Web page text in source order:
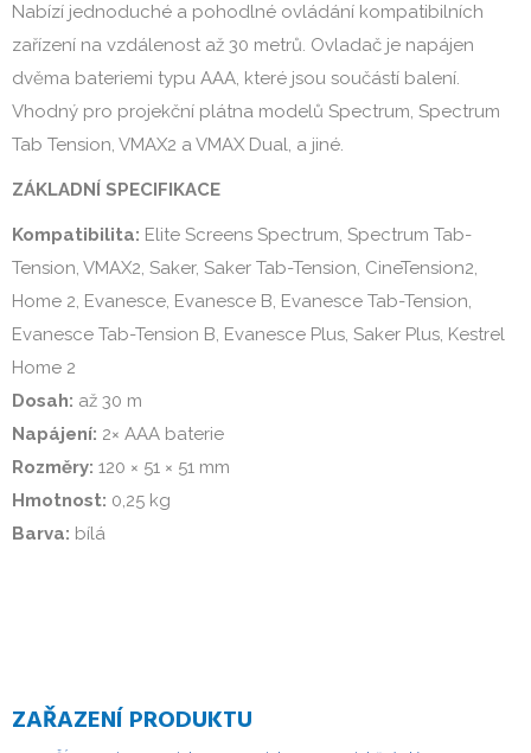
Nabízí jednoduché a pohodlné ovládání kompatibilních
zařízení na vzdálenost až 30 metrů. Ovladač je napájen
dvěma bateriemi typu AAA, které jsou součástí balení.
Vhodný pro projekční plátna modelů Spectrum, Spectrum
Tab Tension, VMAX2 a VMAX Dual, a jiné.
ZÁKLADNÍ SPECIFIKACE
Kompatibilita: Elite Screens Spectrum, Spectrum Tab-
Tension, VMAX2, Saker, Saker Tab-Tension, CineTension2,
Home 2, Evanesce, Evanesce B, Evanesce Tab-Tension,
Evanesce Tab-Tension B, Evanesce Plus, Saker Plus, Kestrel
Home 2
Dosah: až 30 m
Napájení: 2× AAA baterie
Rozměry: 120 × 51 × 51 mm
Hmotnost: 0,25 kg
Barva: bílá
ZAŘAZENÍ PRODUKTU